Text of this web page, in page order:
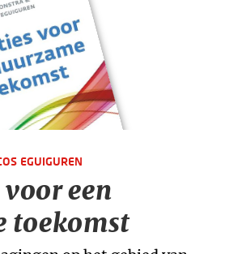
EGUIGUREN
een
toekomst